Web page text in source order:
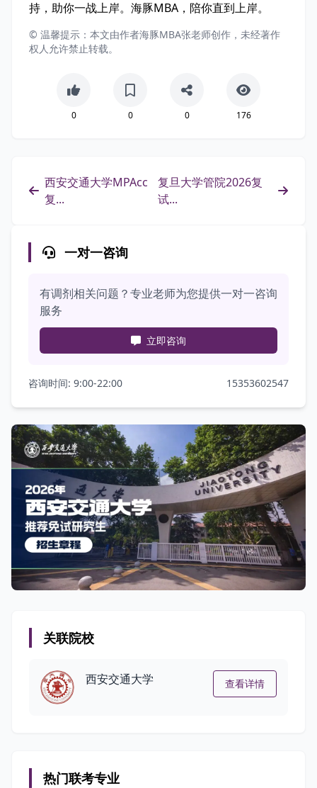
持，助你一战上岸。海豚MBA，陪你直到上岸。
© 温馨提示：本文由作者海豚MBA张老师创作，未经著作
权人允许禁止转载。
0 0 0 176
西安交通大学MPAcc
复...
复旦大学管院2026复
试...
一对一咨询
有调剂相关问题？专业老师为您提供一对一咨询
服务
立即咨询
咨询时间: 9:00-22:00 15353602547
关联院校
西安交通大学 查看详情
热门联考专业